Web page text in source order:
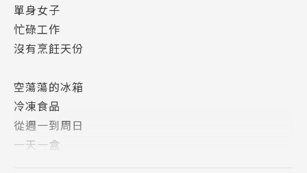
單身女子
忙碌工作
沒有烹飪天份
空蕩蕩的冰箱
冷凍食品
從週一到周日
一天一盒